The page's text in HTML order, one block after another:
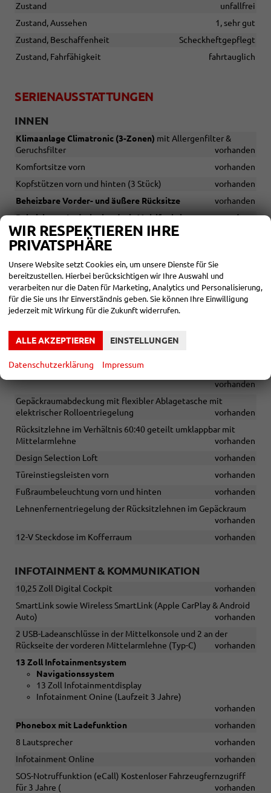
Zustand
unfallfrei
Zustand, Aussehen
1, sehr gut
Zustand, Beschaffenheit
Scheckheftgepflegt
Zustand, Fahrfähigkeit
fahrtauglich
SERIENAUSSTATTUNGEN
INNEN
Klimaanlage Climatronic (3-Zonen) mit Allergenfilter &
Geruchsfilter
vorhanden
Komfortsitze vorn
vorhanden
Kopfstützen vorn und hinten (3 Stück)
vorhanden
Beheizbare Vorder- und äußere Rücksitze
vorhanden
Beheizbares Lederlenkrad mit Multifunktionstasten und
Schaltwippen
Sitzbezüge in Stoff
Fußmatten
vorhanden
Gepäckraumnetzprogramm mit Abstandshaltern
(Ohne
Gepäcknetze)
vorhanden
Ambientebeleuchtung
Elektrische Fensterheber vorn und hinten, inkl.
Mittelarmlehne mit Ablagefach und 12-Volt-Steckdose
vorhanden
Gepäckraumabdeckung mit flexibler Ablagetasche mit
elektrischer Rolloentriegelung
vorhanden
Rücksitzlehne im Verhältnis 60:40 geteilt umklappbar mit
Mittelarmlehne
vorhanden
Design Selection Loft
vorhanden
Türeinstiegsleisten vorn
vorhanden
Fußraumbeleuchtung vorn und hinten
vorhanden
Lehnenfernentriegelung der Rücksitzlehnen im Gepäckraum
vorhanden
12-V Steckdose im Kofferraum
vorhanden
INFOTAINMENT & KOMMUNIKATION
10,25 Zoll Digital Cockpit
vorhanden
SmartLink sowie Wireless SmartLink (Apple CarPlay & Android
Auto)
vorhanden
2 USB-Ladeanschlüsse in der Mittelkonsole und 2 an der
Rückseite der vorderen Mittelarmlehne (Typ-C)
vorhanden
13 Zoll Infotainmentsystem
Navigationssystem
13 Zoll Infotainmentdisplay
Infotainment Onine (Laufzeit 3 Jahre)
vorhanden
Phonebox mit Ladefunktion
vorhanden
8 Lautsprecher
vorhanden
Infotainment Online
vorhanden
SOS-Notruffunktion (eCall) Kostenloser Fahrzeugfernzugriff
für 3 Jahre (
vorhanden
WIR RESPEKTIEREN IHRE
PRIVATSPHÄRE
Unsere Website setzt Cookies ein, um unsere Dienste für Sie
bereitzustellen. Hierbei berücksichtigen wir Ihre Auswahl und
verarbeiten nur die Daten für Marketing, Analytics und Personalisierung,
für die Sie uns Ihr Einverständnis geben. Sie können Ihre Einwilligung
jederzeit mit Wirkung für die Zukunft widerrufen.
ALLE AKZEPTIEREN EINSTELLUNGEN
Datenschutzerklärung Impressum